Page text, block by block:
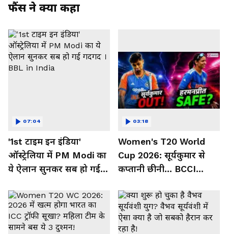
फैंस ने क्या कहा
'1st टाइम इन इंडिया'
ऑस्ट्रेलिया में PM Modi का
ये ऐलान सुनकर सब हो गई
07:04
Women's T20 World
Cup 2026: सूर्यकुमार से
कप्तानी छीनी... BCCI
03:18